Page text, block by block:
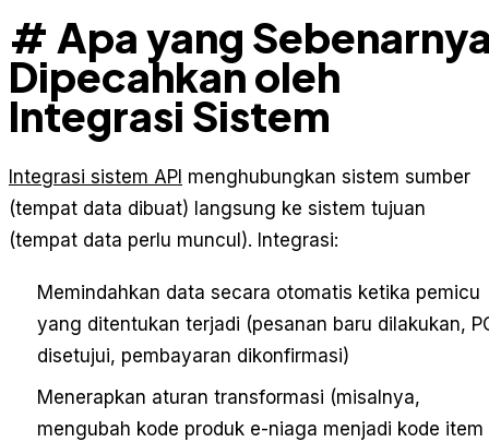
# Apa yang
Dipecahkan oleh
Integrasi Sistem
Integrasi sistem API menghubungkan sistem sumber
(tempat data dibuat) langsung ke sistem tujuan
(tempat data perlu muncul). Integrasi:
Memindahkan data secara otomatis ketika pemicu
yang ditentukan terjadi (pesanan baru dilakukan,
disetujui, pembayaran dikonfirmasi)
Menerapkan aturan transformasi (misalnya,
mengubah kode produk e-niaga menjadi kode item